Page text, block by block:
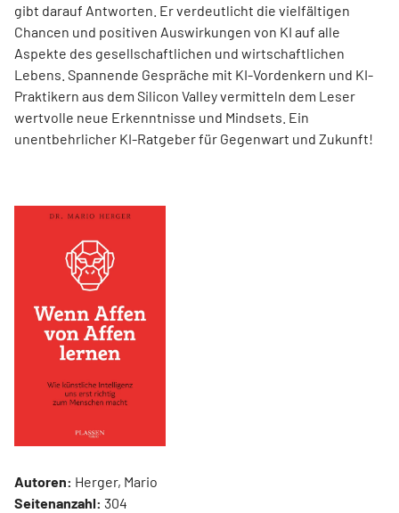
gibt darauf Antworten. Er verdeutlicht die viel­fältigen
Chancen und positiven Auswirkungen von KI auf alle
Aspekte des gesellschaftlichen und wirtschaftlichen
Lebens. Spannende Gespräche mit KI-Vordenkern und KI-
Praktikern aus dem Silicon Valley vermitteln dem Leser
wertvolle neue Erkenntnisse und Mindsets. Ein
unentbehrlicher KI-Ratgeber für Gegenwart und Zukunft!
Autoren: Herger, Mario
Seitenanzahl: 304